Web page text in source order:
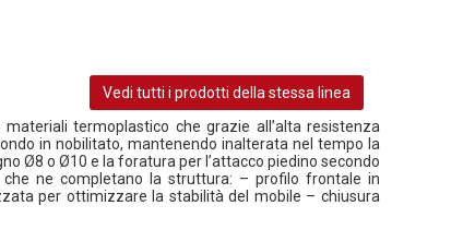
Vedi tutti i prodotti della stessa linea
termoplastico che grazie all’alta resistenza
in nobilitato, mantenendo inalterata nel tempo la
Ø8 o Ø10 e la foratura per l’attacco piedino secondo
ne completano la struttura: – profilo frontale in
per ottimizzare la stabilità del mobile – chiusura